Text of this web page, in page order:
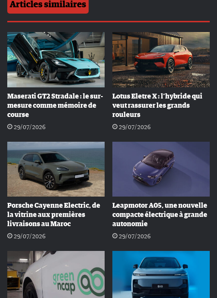
Articles similaires
Maserati GT2 Stradale : le sur-
mesure comme mémoire de
course
29/07/2026
Lotus Eletre X : l’hybride qui
veut rassurer les grands
rouleurs
29/07/2026
Porsche Cayenne Electric, de
la vitrine aux premières
livraisons au Maroc
29/07/2026
Leapmotor A05, une nouvelle
compacte électrique à grande
autonomie
29/07/2026